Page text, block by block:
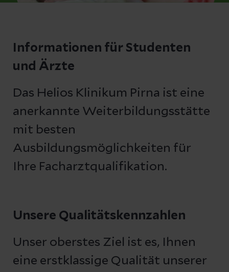
Informationen für Studenten
und Ärzte
Das Helios Klinikum Pirna ist eine
anerkannte Weiterbildungsstätte
mit besten
Ausbildungsmöglichkeiten für
Ihre Facharztqualifikation.
Unsere Qualitätskennzahlen
Unser oberstes Ziel ist es, Ihnen
eine erstklassige Qualität unserer